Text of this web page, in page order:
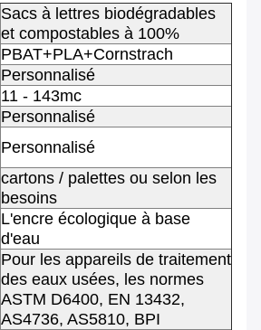
Sacs à lettres biodégradables
et compostables à 100%
PBAT+PLA+Cornstrach
Personnalisé
11 - 143mc
Personnalisé
Personnalisé
cartons / palettes ou selon les
besoins
L'encre écologique à base
d'eau
Pour les appareils de traitement
des eaux usées, les normes
ASTM D6400, EN 13432,
AS4736, AS5810, BPI